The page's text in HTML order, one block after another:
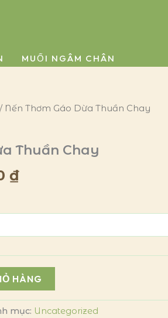
MUỐI NGÂM CHÂN
/ Nến Thơm Gáo Dừa Thuần Chay
Thuần Chay
₫.
₫
Giá
tại
HÀNG
mục: Uncategorized